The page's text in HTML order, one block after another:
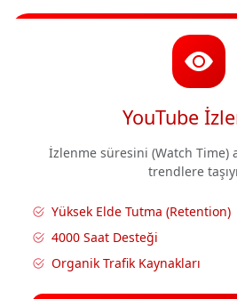
YouTube
İzlenme süresini (Watch Time)
trendlere
Yüksek Elde Tutma (Retention)
4000 Saat Desteği
Organik Trafik Kaynakları